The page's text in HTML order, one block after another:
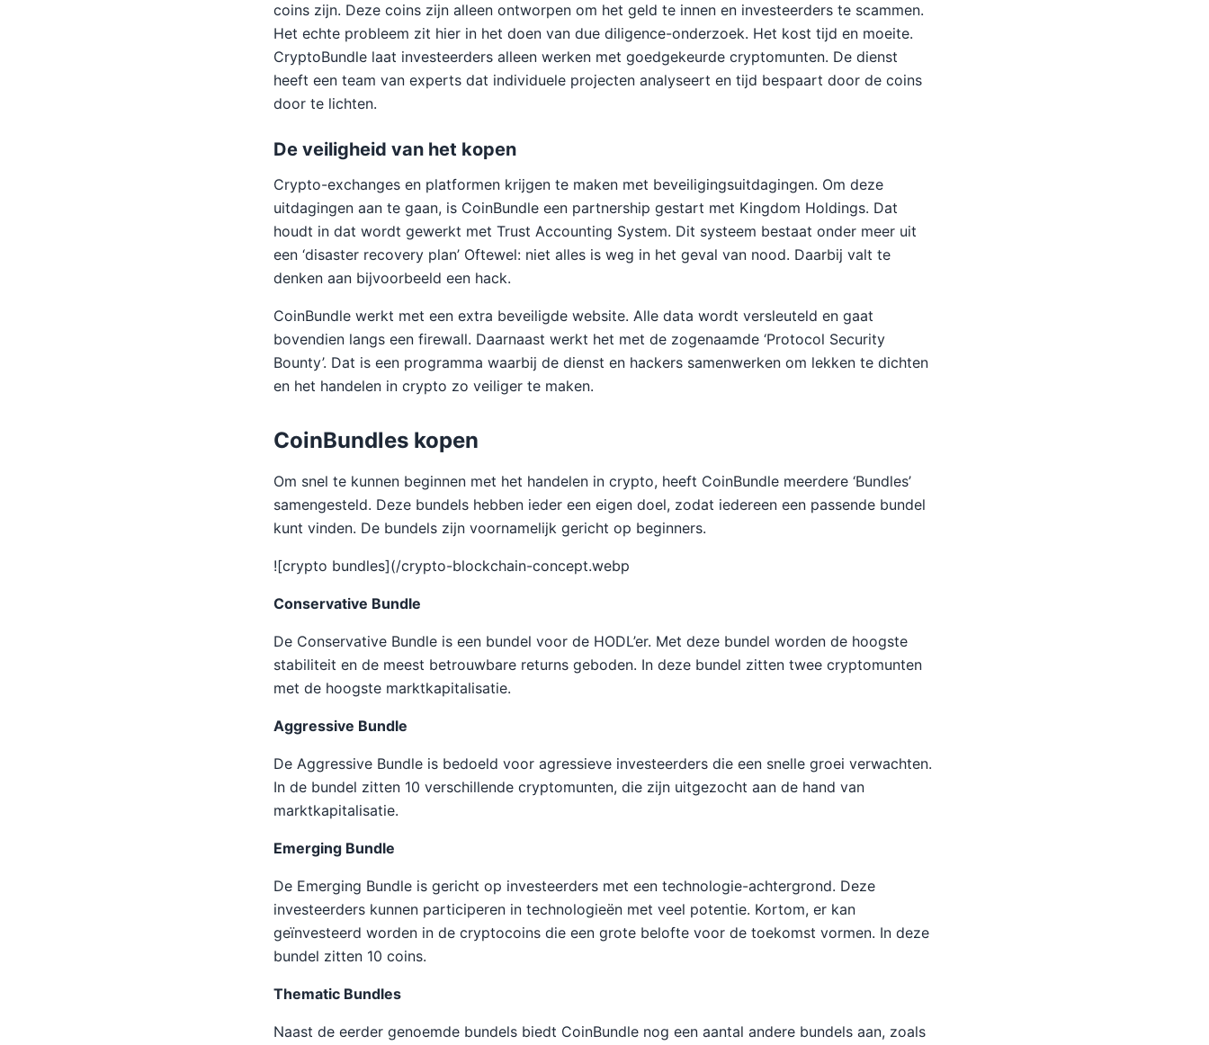
coins zijn. Deze coins zijn alleen ontworpen om het geld te innen en investeerders te scammen.
Het echte probleem zit hier in het doen van due diligence-onderzoek. Het kost tijd en moeite.
CryptoBundle laat investeerders alleen werken met goedgekeurde cryptomunten. De dienst
heeft een team van experts dat individuele projecten analyseert en tijd bespaart door de coins
door te lichten.
De veiligheid van het kopen
Crypto-exchanges en platformen krijgen te maken met beveiligingsuitdagingen. Om deze
uitdagingen aan te gaan, is CoinBundle een partnership gestart met Kingdom Holdings. Dat
houdt in dat wordt gewerkt met Trust Accounting System. Dit systeem bestaat onder meer uit
een ‘disaster recovery plan’ Oftewel: niet alles is weg in het geval van nood. Daarbij valt te
denken aan bijvoorbeeld een hack.
CoinBundle werkt met een extra beveiligde website. Alle data wordt versleuteld en gaat
bovendien langs een firewall. Daarnaast werkt het met de zogenaamde ‘Protocol Security
Bounty’. Dat is een programma waarbij de dienst en hackers samenwerken om lekken te dichten
en het handelen in crypto zo veiliger te maken.
CoinBundles kopen
Om snel te kunnen beginnen met het handelen in crypto, heeft CoinBundle meerdere ‘Bundles’
samengesteld. Deze bundels hebben ieder een eigen doel, zodat iedereen een passende bundel
kunt vinden. De bundels zijn voornamelijk gericht op beginners.
![crypto bundles](/crypto-blockchain-concept.webp
Conservative Bundle
De Conservative Bundle is een bundel voor de HODL’er. Met deze bundel worden de hoogste
stabiliteit en de meest betrouwbare returns geboden. In deze bundel zitten twee cryptomunten
met de hoogste marktkapitalisatie.
Aggressive Bundle
De Aggressive Bundle is bedoeld voor agressieve investeerders die een snelle groei verwachten.
In de bundel zitten 10 verschillende cryptomunten, die zijn uitgezocht aan de hand van
marktkapitalisatie.
Emerging Bundle
De Emerging Bundle is gericht op investeerders met een technologie-achtergrond. Deze
investeerders kunnen participeren in technologieën met veel potentie. Kortom, er kan
geïnvesteerd worden in de cryptocoins die een grote belofte voor de toekomst vormen. In deze
bundel zitten 10 coins.
Thematic Bundles
Naast de eerder genoemde bundels biedt CoinBundle nog een aantal andere bundels aan, zoals